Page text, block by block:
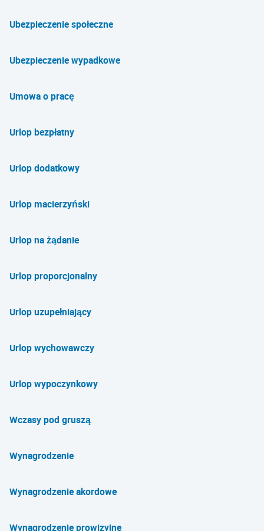
Ubezpieczenie społeczne
Ubezpieczenie wypadkowe
Umowa o pracę
Urlop bezpłatny
Urlop dodatkowy
Urlop macierzyński
Urlop na żądanie
Urlop proporcjonalny
Urlop uzupełniający
Urlop wychowawczy
Urlop wypoczynkowy
Wczasy pod gruszą
Wynagrodzenie
Wynagrodzenie akordowe
Wynagrodzenie prowizyjne